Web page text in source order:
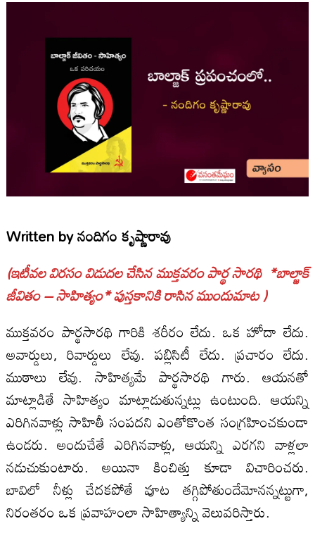
Written byనందిగం కృష్ణారావు
(ఇటీవల విరసం విడుదల చేసిన ముక్తవరం పార్థ సారథి *బాల్జాక్
జీవితం – సాహిత్యం* పుస్తకానికి రాసిన ముందుమాట )
ముక్తవరం పార్థసారథి గారికి శరీరం లేదు. ఒక హోదా లేదు.
అవార్డులు, రివార్డులు లేవు. పబ్లిసిటీ లేదు. ప్రచారం లేదు.
ముఠాలు లేవు. సాహిత్యమే పార్థసారథి గారు. ఆయనతో
మాట్లాడితే సాహిత్యం మాట్లాడుతున్నట్లు ఉంటుంది. ఆయన్ని
ఎరిగినవాళ్లు సాహితీ సంపదని ఎంతోకొంత సంగ్రహించకుండా
ఉండరు. అందుచేతే ఎరిగినవాళ్లు, ఆయన్ని ఎరగని వాళ్లలా
నడుచుకుంటారు. అయినా కించిత్తు కూడా విచారించరు.
బావిలో నీళ్లు చేదకపోతే వూట తగ్గిపోతుందేమోనన్నట్టుగా,
నిరంతరం ఒక ప్రవాహంలా సాహిత్యాన్ని వెలువరిస్తారు.